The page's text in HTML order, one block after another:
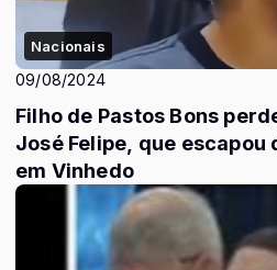
Nacionais
09/08/2024
Filho de Pastos Bons
José Felipe, que
em Vinhedo